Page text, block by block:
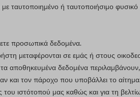
με ταυτοποιημένο ή ταυτοποιήσιμο
προσωπικά δεδομένα.
μεταφέρονται σε εμάς ή στους
αποθηκευμένα δεδομένα
και τον πάροχο που υποβάλλει το
ιστότοπού μας καθώς και για τη